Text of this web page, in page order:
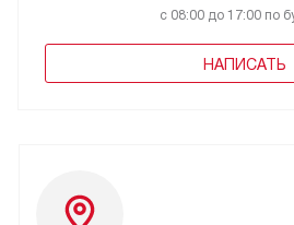
с 08:00 до 17:00 по
НАПИСАТЬ